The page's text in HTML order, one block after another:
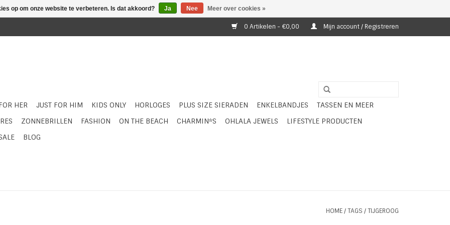
0 Artikelen - €0,00 Mijn account / Registreren
HER JUST FOR HIM KIDS ONLY HORLOGES PLUS SIZE SIERADEN ENKELBANDJES
TASSEN EN MEER
ZONNEBRILLEN FASHION ON THE BEACH CHARMIN*S OHLALA JEWELS
LIFESTYLE PRODUCTEN
BLOG
HOME/TAGS /TIJGEROOG
op om onze website te verbeteren. Is dat akkoord? Ja Nee Meer over cookies »